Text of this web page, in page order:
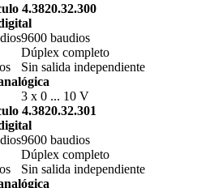
4.3820.32.300
9600 baudios
Dúplex completo
Sin salida independiente
3 x 0 ... 10 V
4.3820.32.301
9600 baudios
Dúplex completo
Sin salida independiente